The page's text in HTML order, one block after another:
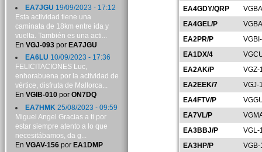
EA4GDY/QRP
EA4GEL/P
EA2PR/P
EA1DX/4
EA2AK/P
VGZ-
EA2EEK/7
VGJ-
EA4FTV/P
EA7VL/P
EA3BBJ/P
VGL-
EA3HP/P
EA7JGU 19/09/2023 - 17:12
Esta actividad tiene una
caminata de 18km entre ida y
vuelta. También es una acti...
En VGJ-093por EA7JGU
EA6LU 10/09/2023 - 17:36
FELICITACIONES Luc,
enhorabuena por la actividad de
vértice, disfruta de Mallorca...
En VGIB-010por ON7DQ
EA7HMK 25/08/2023 - 09:59
Miguel Angel Gracias a ti por
estar siempre atento a lo que
necesitábamos, da g...
En VGAV-156por EA1DMP